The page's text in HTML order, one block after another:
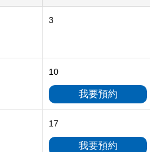
3
10
我要預約
17
我要預約